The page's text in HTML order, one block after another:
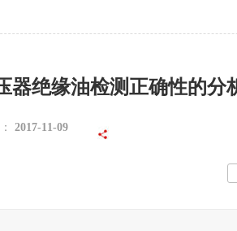
器绝缘油检测正确性的分
2017-11-09